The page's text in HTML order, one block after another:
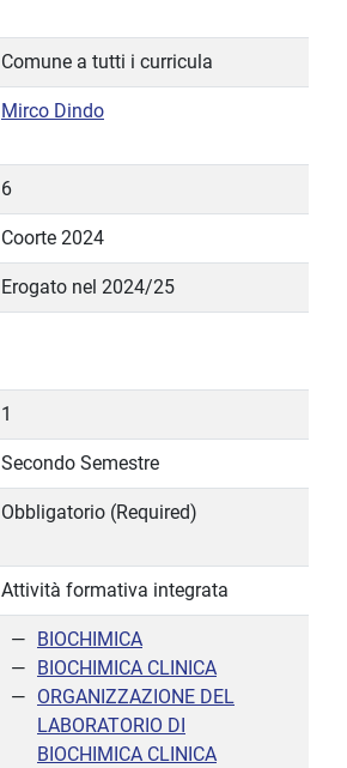
Comune a tutti i curricula
Mirco Dindo
6
Coorte 2024
Erogato nel 2024/25
1
Secondo Semestre
Obbligatorio (Required)
Attività formativa integrata
BIOCHIMICA
BIOCHIMICA CLINICA
ORGANIZZAZIONE DEL
LABORATORIO DI
BIOCHIMICA CLINICA